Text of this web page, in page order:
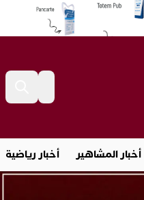
أخبار المشاهير أخبار رياضية